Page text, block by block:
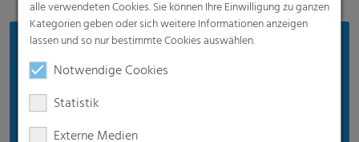
Vorteile
Perfekte thermische Eigenschaften speziell zum
Schutz vor niedrigen Temperaturen
alle verwendeten Cookies. Sie können Ihre Einwilligung zu ganzen
Kategorien geben oder sich weitere Informationen anzeigen
lassen und so nur bestimmte Cookies auswählen.
Notwendige Cookies
Statistik
Externe Medien